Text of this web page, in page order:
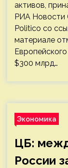
активов,
РИА Новости
Politico со
материале
$300 млрд…
Экономика
ЦБ:
России